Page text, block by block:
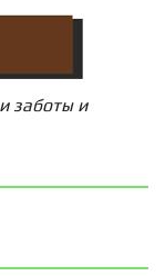
заботы и